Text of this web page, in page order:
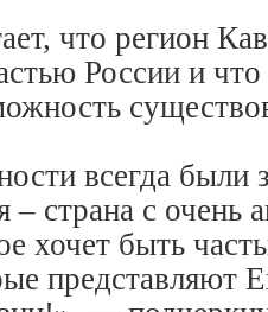
что регион
России и
всегда были
– страна с очень
хочет быть